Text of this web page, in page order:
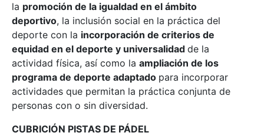
la promoción de la igualdad en el ámbito
deportivo, la inclusión social en la práctica del
deporte con la incorporación de criterios de
equidad en el deporte y universalidad de la
actividad física, así como la ampliación de los
programa de deporte adaptado para incorporar
actividades que permitan la práctica conjunta de
personas con o sin diversidad.
CUBRICIÓN PISTAS DE PÁDEL